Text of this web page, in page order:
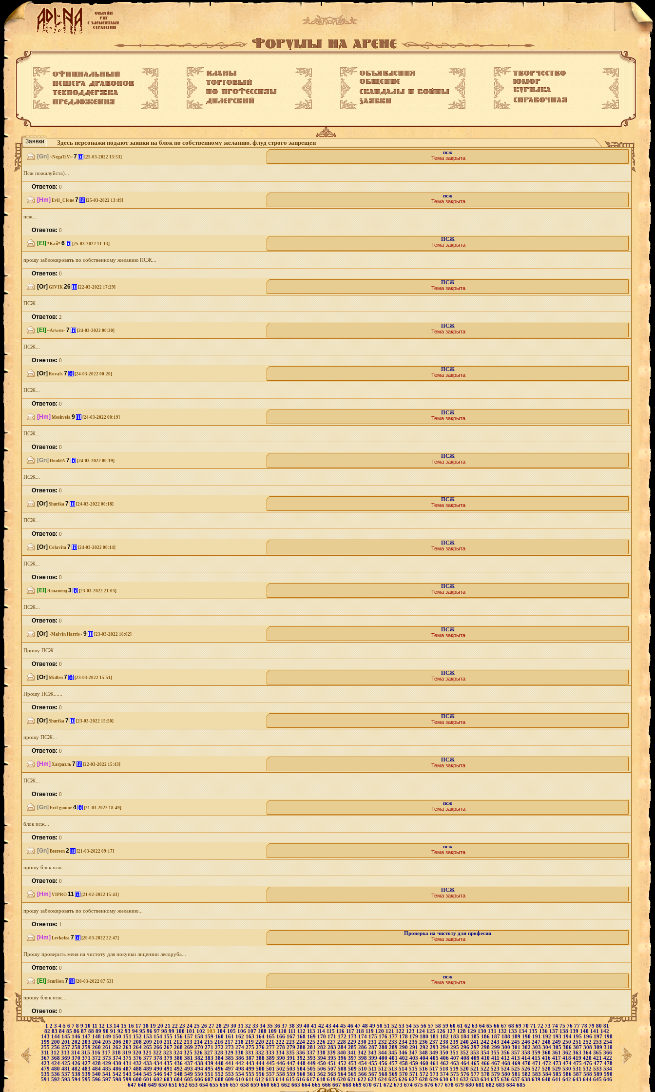
Заявки Здесь персонажи подают заявки на блок по собственному желанию. флуд строго запрещен
[Gn] ~NegaTiV~ 7 [i] [25-03-2022 13:53]
псж
Тема закрыта
Псж пожалуйста)...
Ответов:0
[Hm] Evil_Clone 7 [i] [25-03-2022 13:49]
псж
Тема закрыта
псж...
Ответов:0
[El] *Кай* 6 [i] [25-03-2022 11:13]
ПСЖ
Тема закрыта
прошу заблокировать по собственному желанию ПСЖ...
Ответов:0
[Or] GIVIK 26 [i] [22-03-2022 17:29]
ПСЖ
Тема закрыта
ПСЖ...
Ответов:2
[El] ~Arwen~ 7 [i] [24-03-2022 00:20]
ПСЖ
Тема закрыта
ПСЖ...
Ответов:0
[Or] Rovals 7 [i] [24-03-2022 00:20]
ПСЖ
Тема закрыта
ПСЖ...
Ответов:0
[Hm] Meshvela 9 [i] [24-03-2022 00:19]
ПСЖ
Тема закрыта
ПСЖ...
Ответов:0
[Gn] DoublA 7 [i] [24-03-2022 00:19]
ПСЖ
Тема закрыта
ПСЖ...
Ответов:0
[Or] Shurika 7 [i] [24-03-2022 00:18]
ПСЖ
Тема закрыта
ПСЖ...
Ответов:0
[Or] Colavita 7 [i] [24-03-2022 00:14]
ПСЖ
Тема закрыта
ПСЖ...
Ответов:0
[El] Элламенд 3 [i] [23-03-2022 21:03]
ПСЖ
Тема закрыта
ПСЖ...
Ответов:0
[Or] ~Malvin Harris~ 9 [i] [23-03-2022 16:02]
ПСЖ
Тема закрыта
Прошу ПСЖ......
Ответов:0
[Or] Midlen 7 [i] [23-03-2022 15:51]
ПСЖ
Тема закрыта
Прошу ПСЖ......
Ответов:0
[Or] Shurika 7 [i] [23-03-2022 15:50]
ПСЖ
Тема закрыта
прошу ПСЖ...
Ответов:0
[Hm] Хаграэль 7 [i] [22-03-2022 15:43]
ПСЖ
Тема закрыта
ПСЖ...
Ответов:0
[Gn] Evil gnome 4 [i] [21-03-2022 18:49]
псж
Тема закрыта
блок псж...
Ответов:0
[Gn] Beersen 2 [i] [21-03-2022 09:17]
псж
Тема закрыта
прошу блок псж.....
Ответов:0
[Hm] VIPRO 11 [i] [21-02-2022 15:43]
ПСЖ
Тема закрыта
прошу заблокировать по собственному желанию...
Ответов:1
[Hm] Levkofea 7 [i] [20-03-2022 22:47]
Проверка на чистоту для професии
Тема закрыта
Прошу проверить меня на чистоту для покупки лицензии лесоруба...
Ответов:0
[El] Scurlion 7 [i] [20-03-2022 07:53]
псж
Тема закрыта
прошу блок псж...
Ответов:0
1 2 3 45 6 7 8 9 10 11 12 1314 15 16 17 1819 20 21 22 23 24 25 26 27 28 29 30 3132 33 34 35 36 37 38 39 40 41 42 43 44 45 46 47 48 49 50 51 52 53 54 55 56 57 58 59 6061 62 63 64 65 66 67 68 69 70 71 72 73 74 75 76 77 78 79 80 81
82 83 84 85 86 87 88 89 90 91 92 93 94 95 96 97 98 99 100 101 102 103 104 105 106 107 108 109 110 111 112 113 114 115 116 117118 119 120 121 122 123 124 125 126 127 128 129 130 131 132 133 134 135 136 137 138 139 140 141
142
143 144 145 146 147 148 149 150 151 152 153 154 155 156 157 158 159 160 161 162 163 164 165 166 167 168 169 170 171 172 173 174 175 176 177 178 179 180 181 182 183 184 185 186 187 188 189 190 191 192 193 194 195 196 197 198
199 200 201 202 203 204 205 206 207 208 209 210 211 212 213 214 215 216 217 218 219 220 221 222 223 224 225 226227 228 229 230 231 232 233 234 235 236 237 238 239 240 241 242 243 244 245 246 247 248 249 250 251 252 253 254
255 256 257 258 259 260 261 262 263 264 265 266 267 268 269 270 271 272 273 274 275 276 277 278 279 280 281 282 283 284 285 286 287 288 289 290 291 292 293 294 295 296 297 298 299 300 301 302 303 304 305 306 307 308 309 310
311 312 313 314 315 316 317 318 319 320 321 322 323 324 325 326 327 328 329 330 331 332 333 334 335 336 337 338 339 340 341 342 343 344 345 346 347 348 349 350 351 352 353 354 355 356 357 358 359 360 361 362 363 364 365 366
367 368 369 370 371 372 373 374 375 376 377 378 379 380 381 382 383 384 385 386 387 388 389 390 391 392 393 394 395 396 397 398 399 400 401 402 403 404 405 406 407 408 409 410 411 412 413 414 415 416 417 418 419 420 421 422
423 424 425 426 427 428 429 430 431 432 433 434 435 436 437 438 439 440 441 442 443 444 445 446 447 448 449 450 451 452 453 454 455 456 457 458 459 460 461 462 463 464 465 466 467 468 469 470 471 472 473 474 475 476 477 478
479 480 481 482 483 484 485 486 487 488 489 490 491 492 493 494 495 496 497 498 499 500 501 502 503 504 505 506 507 508 509 510 511 512 513 514 515 516 517 518 519 520 521 522 523 524 525 526 527 528 529 530 531 532 533 534
535 536 537 538 539 540 541 542 543 544 545 546 547 548 549 550 551 552 553 554 555 556 557 558 559 560 561 562 563 564 565 566 567 568 569 570 571 572 573 574 575 576 577 578 579 580 581 582 583 584 585 586 587 588 589 590
591 592 593 594 595 596 597 598 599 600 601 602 603 604 605 606 607 608 609 610 611 612 613 614 615 616 617 618 619 620 621 622 623 624 625 626 627 628 629 630 631 632 633 634 635 636 637 638 639 640 641 642 643 644 645 646
647 648 649 650 651 652 653 654 655 656 657 658 659 660 661 662 663 664 665 666 667 668 669 670 671 672 673 674 675 676 677 678 679 680 681 682 683 684 685